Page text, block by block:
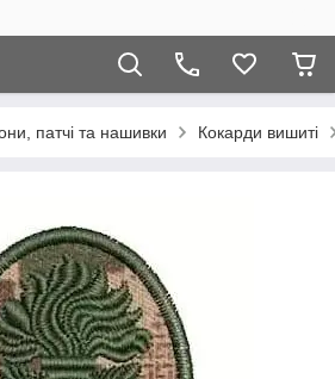
патчі та нашивки Кокарди вишиті